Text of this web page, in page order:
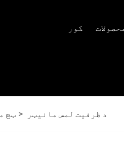
کور محصولات
ټچ د ظرفیت لمس مانیټر